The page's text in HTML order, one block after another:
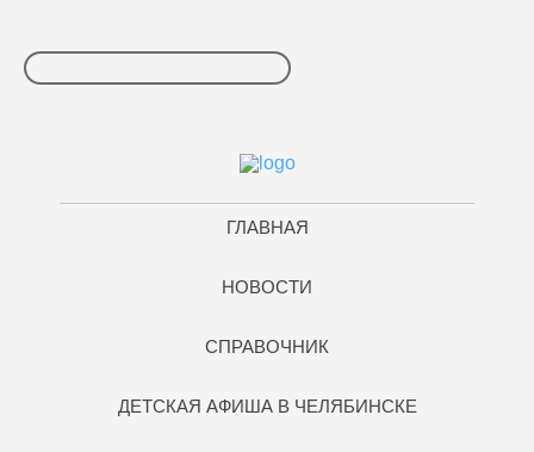
ГЛАВНАЯ
НОВОСТИ
СПРАВОЧНИК
ДЕТСКАЯ АФИША В ЧЕЛЯБИНСКЕ